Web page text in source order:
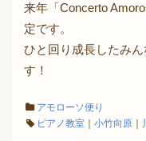
来年「Concerto
定です。
ひと回り成長したみ
す！
アモローソ便り
ピアノ教室｜ 小竹向原｜